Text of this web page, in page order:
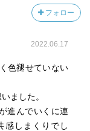
フォロー
2022.06.17
色褪せていない
ました。
進んでいくに連
感しまくりでし